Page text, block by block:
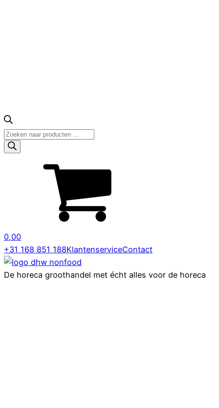
Producten
zoeken
0,00
+31 168 851 188KlantenserviceContact
De horeca groothandel met écht alles voor de horeca